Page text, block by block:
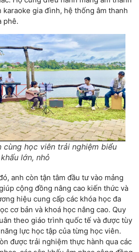
karaoke gia đình, hệ thống âm thanh
phê.
cùng học viên trải nghiệm biểu
lớn, nhỏ
anh còn tận tâm đầu tư vào mảng
cộng đồng nâng cao kiến thức và
hiệu cung cấp các khóa học đa
cơ bản và khoá học nâng cao. Quy
theo giáo trình quốc tế và được tùy
lực học tập của từng học viên.
được trải nghiệm thực hành qua các